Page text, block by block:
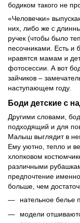
бодиком такого не
«Человечки»
них, либо же с
ручек (чтобы было
песочниками. Есть и
нравятся мамам и
фотосессии. А вот
зайчиков –
наступающем году.
Боди детские с
Другими словами,
подходящий и для
Малыш выглядит в
Ему уютно, тепло и
хлопковом
различными
предпочтение
больше, чем
нательное белье
модели